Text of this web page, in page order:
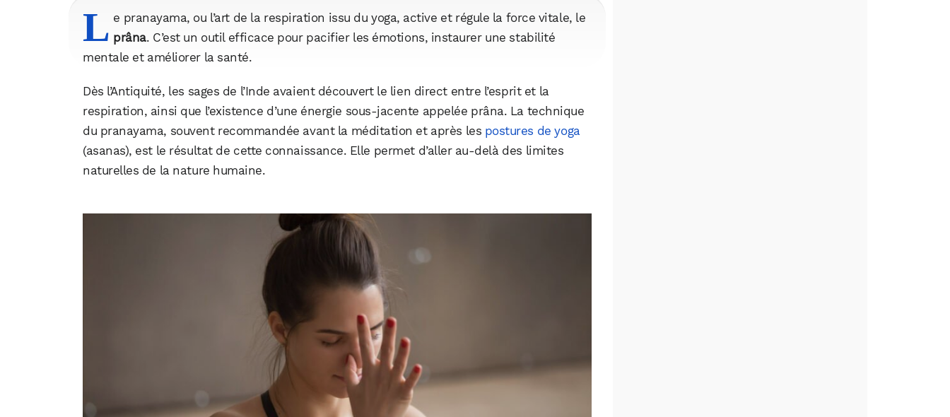
L e pranayama, ou l’art de la respiration issu du yoga, active et régule la force vitale, le
prâna. C’est un outil efficace pour pacifier les émotions, instaurer une stabilité
mentale et améliorer la santé.
Dès l’Antiquité, les sages de l’Inde avaient découvert le lien direct entre l’esprit et la
respiration, ainsi que l’existence d’une énergie sous-jacente appelée prâna. La technique
du pranayama, souvent recommandée avant la méditation et après les postures de yoga
(asanas), est le résultat de cette connaissance. Elle permet d’aller au-delà des limites
naturelles de la nature humaine.